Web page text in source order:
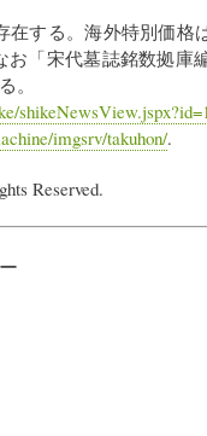
する。海外特別価格
お「宋代墓誌銘数拠庫
。
imgsrv/takuhon/.
Reserved.